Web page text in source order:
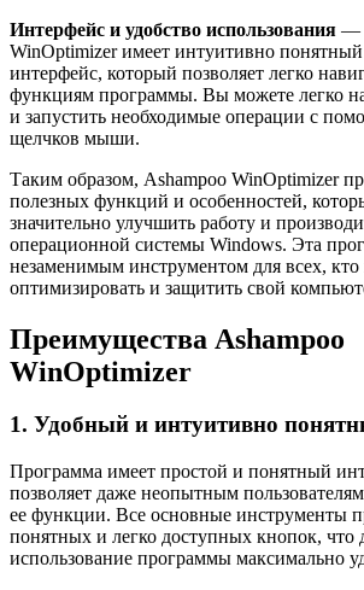
Интерфейс и удобство использования —
WinOptimizer имеет интуитивно
интерфейс, который позволяет легко
функциям программы. Вы можете легко
и запустить необходимые операции с
щелчков мыши.
Таким образом, Ashampoo WinOptimizer
полезных функций и особенностей,
значительно улучшить работу и
операционной системы Windows. Эта
незаменимым инструментом для всех, кто
оптимизировать и защитить свой
Преимущества Ashampoo
WinOptimizer
1. Удобный и интуитивно
Программа имеет простой и понятный
позволяет даже неопытным
ее функции. Все основные инструменты
понятных и легко доступных кнопок, что
использование программы максимально